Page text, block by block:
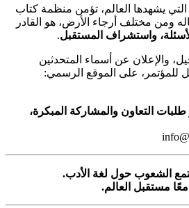
يشهدها العالم، تؤمن منظمة كتاب
ومن مختلف أرجاء الأرض، هو القادر
واستشراف المستقبل.
والإعلان عن أسماء المتحدثين
للمؤتمر، على الموقع الرسمي:
طلبات التعاون والمشاركة المبكرة،
الشعوب حول لغة الأدب.
مستقبل العالم.